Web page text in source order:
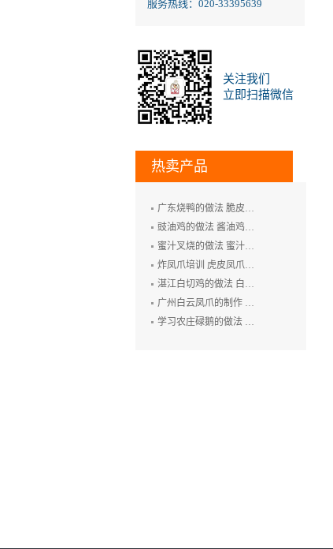
服务热线：020-33395639
关注我们
立即扫描微信
热卖产品
广东烧鸭的做法 脆皮烧鸭培训 广州烤鸭技术培训 烧腊培训
豉油鸡的做法 酱油鸡的制作方法 玫瑰露豉油鸡培训
蜜汁叉烧的做法 蜜汁叉烧的制作方法 叉烧肉培训 烧排骨培训
炸凤爪培训 虎皮凤爪的做法 豉汁凤爪的制作 鲍汁凤爪培训
湛江白切鸡的做法 白切鸡培训 廉江白斩鸡培训 粤式烧卤技术培训
广州白云凤爪的制作 白云猪手的做法 广式烧卤培训
学习农庄碌鹅的做法 禄鹅的制作方法 碌鹅培训